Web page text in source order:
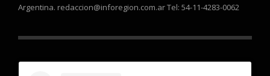
Argentina. redaccion@inforegion.com.ar Tel: 54-11-4283-0062